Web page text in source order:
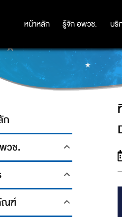
หน้าหลัก รู้จัก อพวช. บริ
หน้าหลัก รู้จัก อพวช. บริ
างวัล จาก 4 ประเ
ก
วช.
ฑ์